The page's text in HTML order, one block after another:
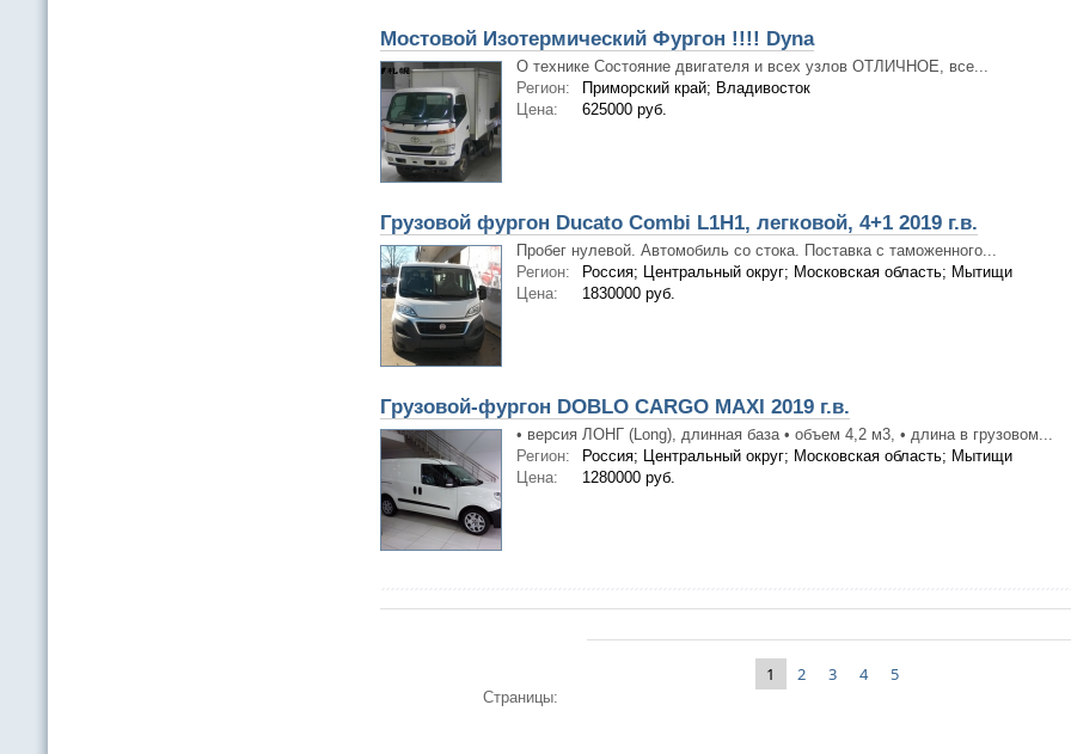
Мостовой Изотермический Фургон !!!! Dyna
О технике Состояние двигателя и всех узлов ОТЛИЧНОЕ, все...
Регион:
Приморский край; Владивосток
Цена:
625000 руб.
Грузовой фургон Ducato Combi L1H1, легковой, 4+1 2019 г.в.
Пробег нулевой. Автомобиль со стока. Поставка с таможенного...
Регион:
Россия; Центральный округ; Московская область; Мытищи
Цена:
1830000 руб.
Грузовой-фургон DOBLO CARGO MAXI 2019 г.в.
• версия ЛОНГ (Long), длинная база • объем 4,2 м3, • длина в грузовом...
Регион:
Россия; Центральный округ; Московская область; Мытищи
Цена:
1280000 руб.
Страницы:
1 2 3 4 5